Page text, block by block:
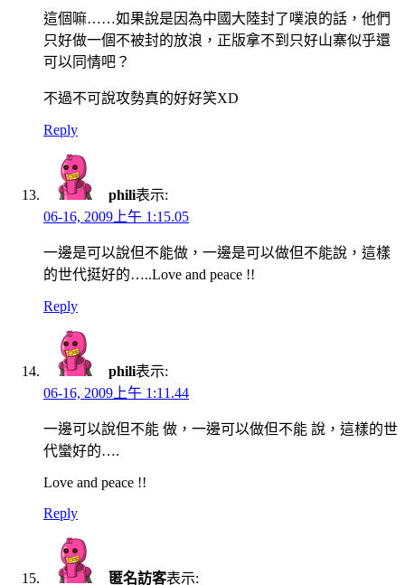
這個嘛……如果說是因為中國大陸封了噗浪的話，他們
只好做一個不被封的放浪，正版拿不到只好山寨似乎還
可以同情吧？
不過不可說攻勢真的好好笑XD
Reply
phili表示:
06-16, 2009上午 1:15.05
一邊是可以說但不能做，一邊是可以做但不能說，這樣
的世代挺好的…..Love and peace !!
Reply
phili表示:
06-16, 2009上午 1:11.44
一邊可以說但不能 做，一邊可以做但不能 說，這樣的世
代蠻好的….
Love and peace !!
Reply
匿名訪客表示: